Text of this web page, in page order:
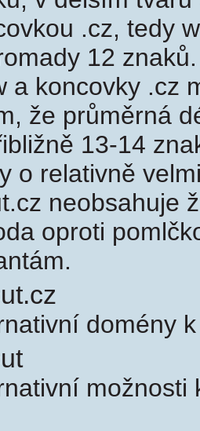
.cz, tedy
12
a koncovky .cz
že průměrná
13-14
o relativně
neobsahuje
oproti
domény